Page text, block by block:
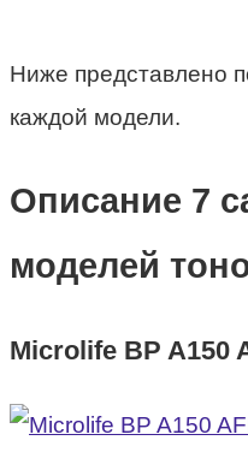
Ниже представлено
каждой модели.
Описание 7
моделей
Microlife BP A150